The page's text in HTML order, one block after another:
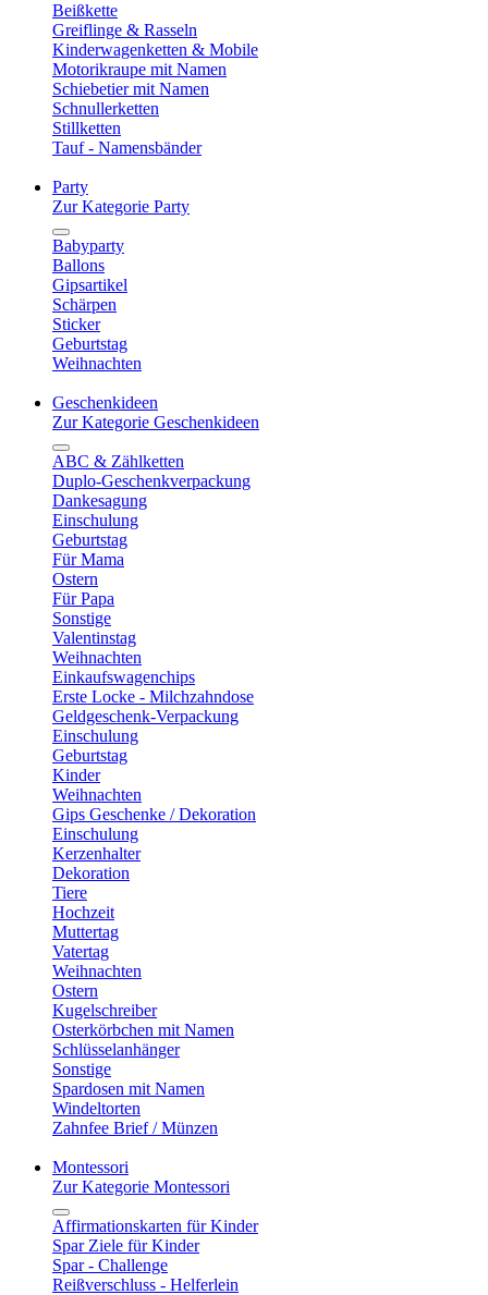
Beißkette
Greiflinge & Rasseln
Kinderwagenketten & Mobile
Motorikraupe mit Namen
Schiebetier mit Namen
Schnullerketten
Stillketten
Tauf - Namensbänder
Party
Zur Kategorie Party
Babyparty
Ballons
Gipsartikel
Schärpen
Sticker
Geburtstag
Weihnachten
Geschenkideen
Zur Kategorie Geschenkideen
ABC & Zählketten
Duplo-Geschenkverpackung
Dankesagung
Einschulung
Geburtstag
Für Mama
Ostern
Für Papa
Sonstige
Valentinstag
Weihnachten
Einkaufswagenchips
Erste Locke - Milchzahndose
Geldgeschenk-Verpackung
Einschulung
Geburtstag
Kinder
Weihnachten
Gips Geschenke / Dekoration
Einschulung
Kerzenhalter
Dekoration
Tiere
Hochzeit
Muttertag
Vatertag
Weihnachten
Ostern
Kugelschreiber
Osterkörbchen mit Namen
Schlüsselanhänger
Sonstige
Spardosen mit Namen
Windeltorten
Zahnfee Brief / Münzen
Montessori
Zur Kategorie Montessori
Affirmationskarten für Kinder
Spar Ziele für Kinder
Spar - Challenge
Reißverschluss - Helferlein